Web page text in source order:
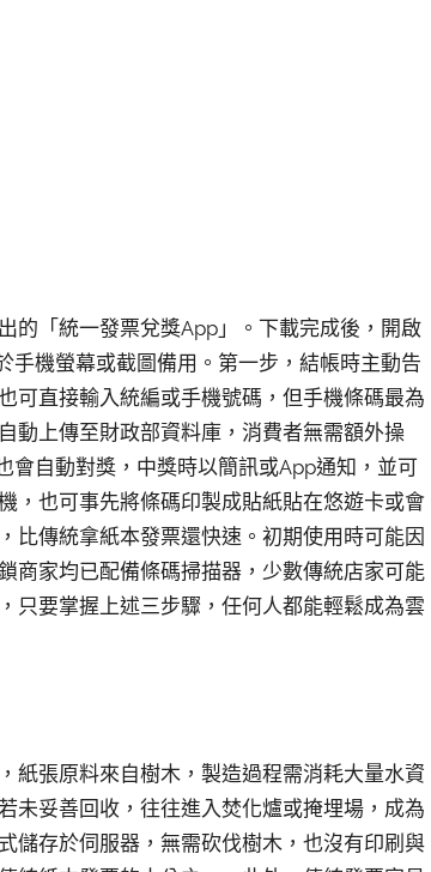
的「統一發票兌獎App」。下載完成後，開啟
機螢幕或截圖備用。第一步，結帳時主動告
可直接輸入統編或手機號碼，但手機條碼最為
動上傳至財政部資料庫，消費者無需額外操
會自動對獎，中獎時以簡訊或App通知，並可
，也可事先將條碼印製成貼紙貼在悠遊卡或會
比傳統拿紙本發票還快速。初期使用時可能因
商家均已配備條碼掃描器，少數傳統店家可能
只要掌握上述三步驟，任何人都能輕鬆成為雲
紙張原料來自樹木，製造過程需消耗大量水資
未妥善回收，往往進入焚化爐或掩埋場，成為
儲存於伺服器，無需砍伐樹木，也沒有印刷與